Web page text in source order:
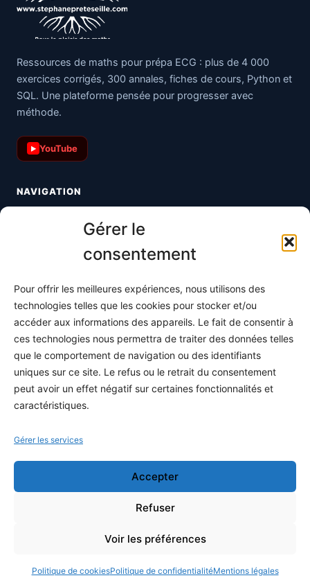
Gérer le
consentement
Pour offrir les meilleures expériences, nous utilisons des
technologies telles que les cookies pour stocker et/ou
accéder aux informations des appareils. Le fait de consentir à
ces technologies nous permettra de traiter des données telles
que le comportement de navigation ou des identifiants
uniques sur ce site. Le refus ou le retrait du consentement
peut avoir un effet négatif sur certaines fonctionnalités et
caractéristiques.
Gérer les services
Accepter
Refuser
Voir les préférences
Politique de cookiesPolitique de confidentialitéMentions légales
Ressources de maths pour prépa ECG : plus de 4 000
exercices corrigés, 300 annales, fiches de cours, Python et
SQL. Une plateforme pensée pour progresser avec
méthode.
▶ YouTube
NAVIGATION
S'abonner
À propos
Contact / Support
Mes publications
INFORMATIONS LÉGALES
Conditions générales de vente
Hébergé en Europe · Données protégées RGPD